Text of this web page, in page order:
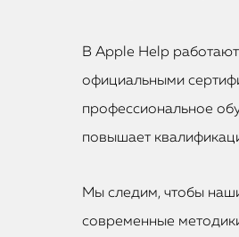
В Apple Help
официальными
профессиональное
повышает
Мы следим, чтобы
современные